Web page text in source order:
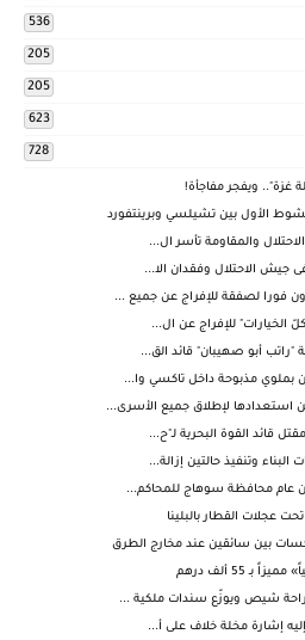
536
205
205
623
728
غزة".. ويفجر مفاجأة!
الأول بين تشيلسي وبرينتفورد
جيش الاحتلال وفقدان الا...
فورا لصفقة للإفراج عن جميع ...
الخيارات" للإفراج عن ال...
"راتب أبو صهيبان" قائد الق...
بملوي مذبوحة داخل تاكسي وا...
لإطلاق جميع الأسرى...
قائد القوة البحرية لـ"ح...
وتنفيذ حالتين إزالة...
عام محافظة سوهاج للمحاكم...
عجلات القطار بالبلينا
بين سائقين عند مخارج الطرق
55 ألف درهم
شيص ويوزّع سندات ملكية ...
إشارة مخلة خلاف على أ...